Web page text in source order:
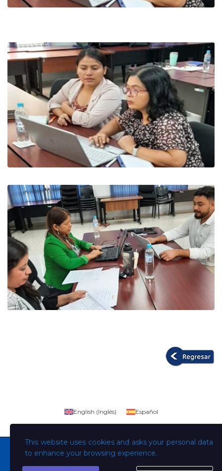
This website uses cookies and asks your personal data
to enhance your browsing experience.
English (Inglés) Español